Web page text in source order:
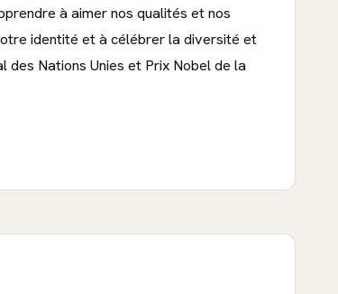
à aimer nos qualités et nos
identité et à célébrer la diversité et
Nations Unies et Prix Nobel de la